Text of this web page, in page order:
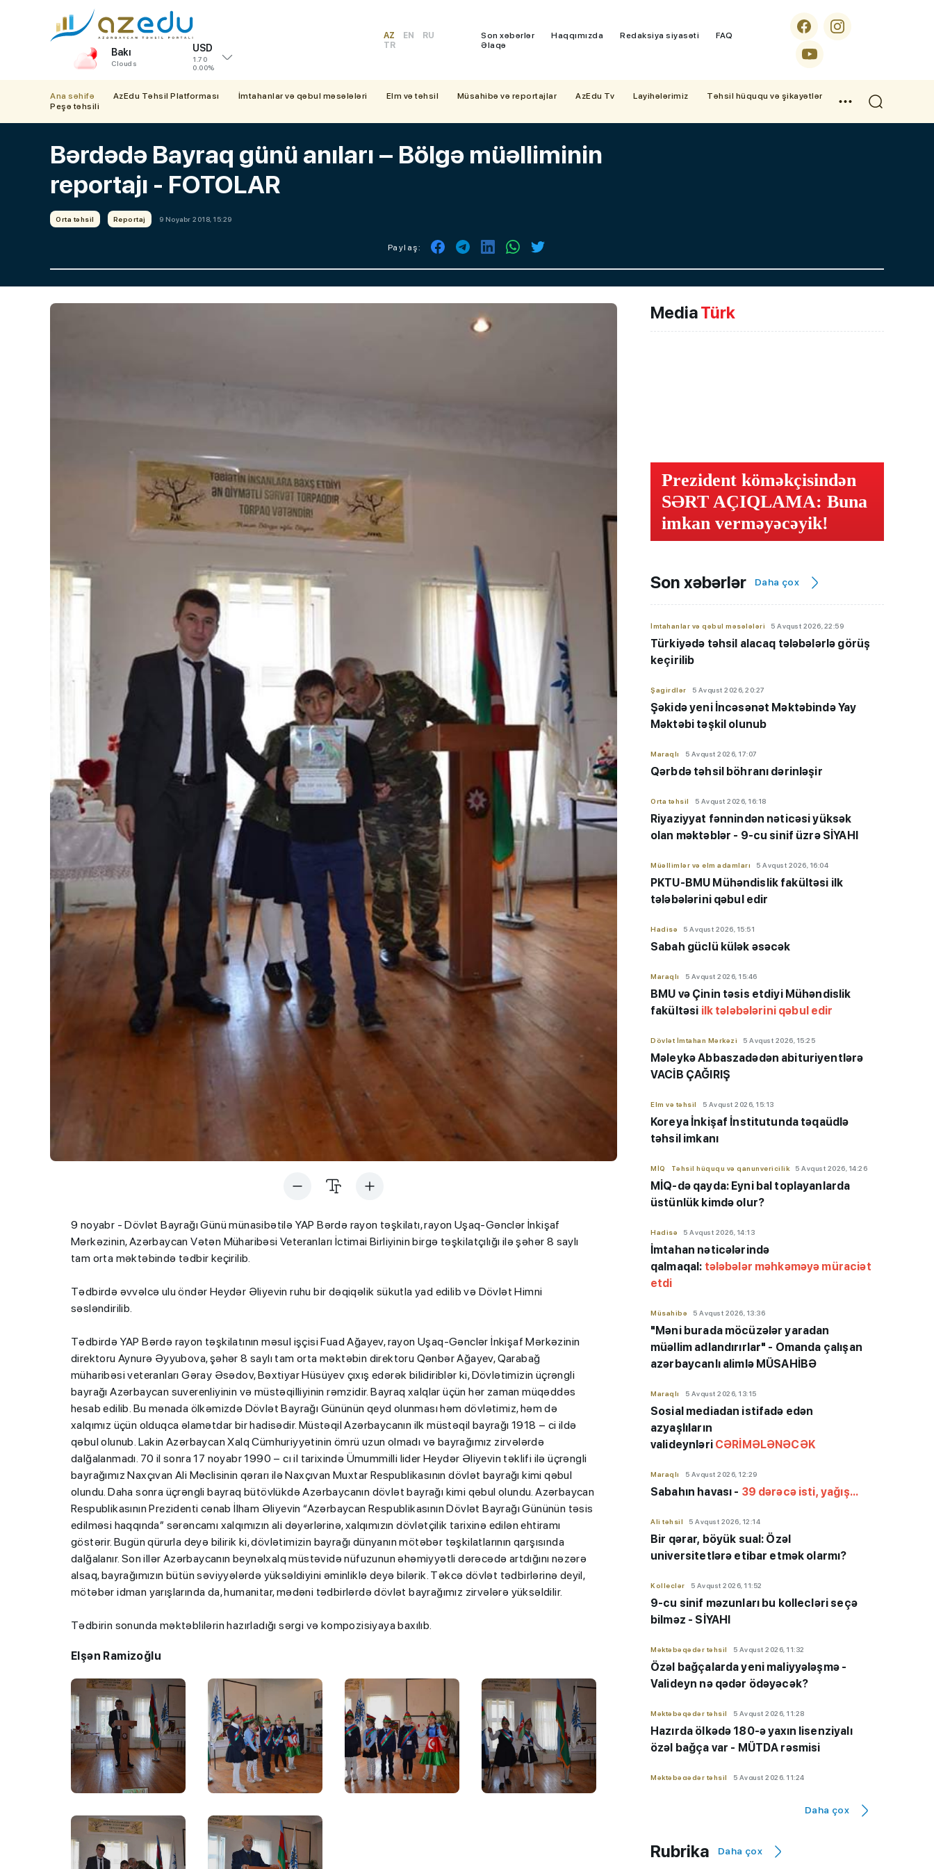
Bakı
Clouds
USD
1.70
0.00%
AZ EN
RU
TR
Son xəbərlər Haqqımızda Redaksiya siyasəti
FAQ
Əlaqə
Ana səhifə AzEdu Təhsil Platforması İmtahanlar və qəbul məsələləri Elm və təhsil Müsahibə və reportajlar AzEdu Tv Layihələrimiz
Təhsil hüququ və şikayətlər
Peşə təhsili
Bərdədə Bayraq günü anıları – Bölgə müəlliminin
reportajı - FOTOLAR
Orta təhsil Reportaj 9 Noyabr 2018, 15:29
Paylaş:
9 noyabr - Dövlət Bayrağı Günü münasibətilə YAP Bərdə rayon təşkilatı, rayon Uşaq-Gənclər İnkişaf
Mərkəzinin, Azərbaycan Vətən Müharibəsi Veteranları İctimai Birliyinin birgə təşkilatçılığı ilə şəhər 8 saylı
tam orta məktəbində tədbir keçirilib.
Tədbirdə əvvəlcə ulu öndər Heydər Əliyevin ruhu bir dəqiqəlik sükutla yad edilib və Dövlət Himni
səsləndirilib.
Tədbirdə YAP Bərdə rayon təşkilatının məsul işçisi Fuad Ağayev, rayon Uşaq-Gənclər İnkişaf Mərkəzinin
direktoru Aynurə Əyyubova, şəhər 8 saylı tam orta məktəbin direktoru Qənbər Ağayev, Qarabağ
müharibəsi veteranları Gəray Əsədov, Bəxtiyar Hüsüyev çıxış edərək bilidiriblər ki, Dövlətimizin üçrəngli
bayrağı Azərbaycan suverenliyinin və müstəqilliyinin rəmzidir. Bayraq xalqlar üçün hər zaman müqəddəs
hesab edilib. Bu mənada ölkəmizdə Dövlət Bayrağı Gününün qeyd olunması həm dövlətimiz, həm də
xalqımız üçün olduqca əlamətdar bir hadisədir. Müstəqil Azərbaycanın ilk müstəqil bayrağı 1918 – ci ildə
qəbul olunub. Lakin Azərbaycan Xalq Cümhuriyyətinin ömrü uzun olmadı və bayrağımız zirvələrdə
dalğalanmadı. 70 il sonra 17 noyabr 1990 – cı il tarixində Ümummilli lider Heydər Əliyevin təklifi ilə üçrəngli
bayrağımız Naxçıvan Ali Məclisinin qərarı ilə Naxçıvan Muxtar Respublikasının dövlət bayrağı kimi qəbul
olundu. Daha sonra üçrəngli bayraq bütövlükdə Azərbaycanın dövlət bayrağı kimi qəbul olundu. Azərbaycan
Respublikasının Prezidenti cənab İlham Əliyevin “Azərbaycan Respublikasının Dövlət Bayrağı Gününün təsis
edilməsi haqqında” sərəncamı xalqımızın ali dəyərlərinə, xalqımızın dövlətçilik tarixinə edilən ehtiramı
göstərir. Bugün qürurla deyə bilirik ki, dövlətimizin bayrağı dünyanın mötəbər təşkilatlarının qarşısında
dalğalanır. Son illər Azərbaycanın beynəlxalq müstəvidə nüfuzunun əhəmiyyətli dərəcədə artdığını nəzərə
alsaq, bayrağımızın bütün səviyyələrdə yüksəldiyini əminliklə deyə bilərik. Təkcə dövlət tədbirlərinə deyil,
mötəbər idman yarışlarında da, humanitar, mədəni tədbirlərdə dövlət bayrağımız zirvələrə yüksəldilir.
Tədbirin sonunda məktəblilərin hazırladığı sərgi və kompozisiyaya baxılıb.
Elşən Ramizoğlu
MediaTürk
Prezident köməkçisindən
SƏRT AÇIQLAMA: Buna
imkan verməyəcəyik!
Son xəbərlər Daha çox
İmtahanlar və qəbul məsələləri 5 Avqust 2026, 22:59
Türkiyədə təhsil alacaq tələbələrlə görüş
keçirilib
Şagirdlər 5 Avqust 2026, 20:27
Şəkidə yeni İncəsənət Məktəbində Yay
Məktəbi təşkil olunub
Maraqlı 5 Avqust 2026, 17:07
Qərbdə təhsil böhranı dərinləşir
Orta təhsil 5 Avqust 2026, 16:18
Riyaziyyat fənnindən nəticəsi yüksək
olan məktəblər - 9-cu sinif üzrə SİYAHI
Müəllimlər və elm adamları 5 Avqust 2026, 16:04
PKTU-BMU Mühəndislik fakültəsi ilk
tələbələrini qəbul edir
Hadisə 5 Avqust 2026, 15:51
Sabah güclü külək əsəcək
Maraqlı 5 Avqust 2026, 15:46
BMU və Çinin təsis etdiyi Mühəndislik
fakültəsi ilk tələbələrini qəbul edir
Dövlət İmtahan Mərkəzi 5 Avqust 2026, 15:25
Məleykə Abbaszadədən abituriyentlərə
VACİB ÇAĞIRIŞ
Elm və təhsil 5 Avqust 2026, 15:13
Koreya İnkişaf İnstitutunda təqaüdlə
təhsil imkanı
MİQ Təhsil hüququ və qanunvericilik 5 Avqust 2026, 14:26
MİQ-də qayda: Eyni bal toplayanlarda
üstünlük kimdə olur?
Hadisə 5 Avqust 2026, 14:13
İmtahan nəticələrində
qalmaqal: tələbələr məhkəməyə müraciət
etdi
Müsahibə 5 Avqust 2026, 13:36
"Məni burada möcüzələr yaradan
müəllim adlandırırlar" - Omanda çalışan
azərbaycanlı alimlə MÜSAHİBƏ
Maraqlı 5 Avqust 2026, 13:15
Sosial mediadan istifadə edən
azyaşlıların
valideynləri CƏRİMƏLƏNƏCƏK
Maraqlı 5 Avqust 2026, 12:29
Sabahın havası - 39 dərəcə isti, yağış...
Ali təhsil 5 Avqust 2026, 12:14
Bir qərar, böyük sual: Özəl
universitetlərə etibar etmək olarmı?
Kolleclər 5 Avqust 2026, 11:52
9-cu sinif məzunları bu kollecləri seçə
bilməz - SİYAHI
Məktəbəqədər təhsil 5 Avqust 2026, 11:32
Özəl bağçalarda yeni maliyyələşmə -
Valideyn nə qədər ödəyəcək?
Məktəbəqədər təhsil 5 Avqust 2026, 11:28
Hazırda ölkədə 180-ə yaxın lisenziyalı
özəl bağça var - MÜTDA rəsmisi
Məktəbəqədər təhsil 5 Avqust 2026, 11:24
maliyyələşməsi aylıq həyata keçiriləcək
8000 uşaq üçün özəl bağça xərclərini
Daha çox
Rubrika Daha çox